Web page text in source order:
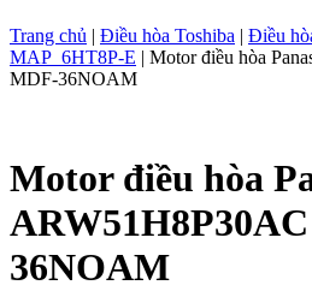
Trang chủ | Điều hòa Toshiba | Điều
MAP_6HT8P-E | Motor điều hòa
MDF-36NOAM
Motor điều hòa
36NOAM